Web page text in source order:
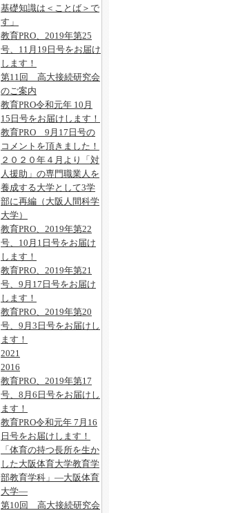
基礎知識は＜ことば＞で
す」
教育PRO、2019年第25
号、11月19日号をお届け
します！
第11回 高大接続研究会
のご案内
教育PRO令和元年 10月
15日号をお届けします！
教育PRO 9月17日号の
コメントを頂きました！
２０２０年４月より「対
人援助」の専門職業人を
養成する大学として3学
部に再編（大阪人間科学
大学）
教育PRO、2019年第22
号、10月1日号をお届け
します！
教育PRO、2019年第21
号、9月17日号をお届け
します！
教育PRO、2019年第20
号、9月3日号をお届けし
ます！
2021
2016
教育PRO、2019年第17
号、8月6日号をお届けし
ます！
教育PRO令和元年 7月16
日号をお届けします！
「体育の持つ長所を生か
した大阪体育大学教育学
部教育学科」―大阪体育
大学―
第10回 高大接続研究会